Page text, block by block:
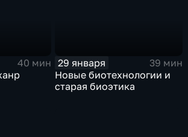
40 мин
29 января
39 мин
Новые биотехнологии и
старая биоэтика